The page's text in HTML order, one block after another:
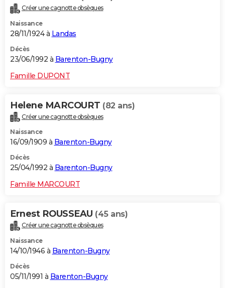
Créer une cagnotte obsèques
Naissance
28/11/1924 à Landas
Décès
23/06/1992 à Barenton-Bugny
Famille DUPONT
Helene MARCOURT (82 ans)
Créer une cagnotte obsèques
Naissance
16/09/1909 à Barenton-Bugny
Décès
25/04/1992 à Barenton-Bugny
Famille MARCOURT
Ernest ROUSSEAU (45 ans)
Créer une cagnotte obsèques
Naissance
14/10/1946 à Barenton-Bugny
Décès
05/11/1991 à Barenton-Bugny